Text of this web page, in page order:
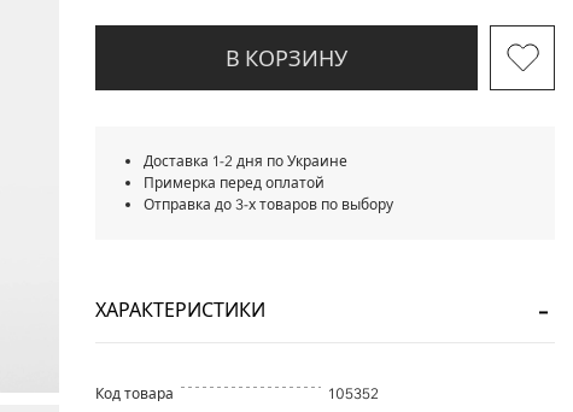
В КОРЗИНУ
Доставка 1-2 дня по Украине
Примерка перед оплатой
Отправка до 3-х товаров по выбору
ХАРАКТЕРИСТИКИ
Код товара
105352